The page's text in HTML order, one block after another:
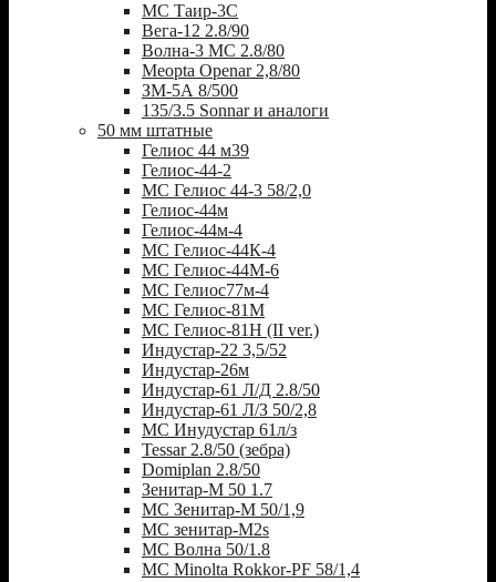
МС Таир-3С
Вега-12 2.8/90
Волна-3 МС 2.8/80
Meopta Openar 2,8/80
ЗМ-5А 8/500
135/3.5 Sonnar и аналоги
50 мм штатные
Гелиос 44 м39
Гелиос-44-2
МС Гелиос 44-3 58/2,0
Гелиос-44м
Гелиос-44м-4
МС Гелиос-44К-4
МС Гелиос-44М-6
МС Гелиос77м-4
МС Гелиос-81М
МС Гелиос-81Н (II ver.)
Индустар-22 3,5/52
Индустар-26м
Индустар-61 Л/Д 2.8/50
Индустар-61 Л/З 50/2,8
МС Инудустар 61л/з
Tessar 2.8/50 (зебра)
Domiplan 2.8/50
Зенитар-М 50 1.7
МС Зенитар-М 50/1,9
МС зенитар-M2s
MC Волна 50/1.8
MC Minolta Rokkor-PF 58/1,4